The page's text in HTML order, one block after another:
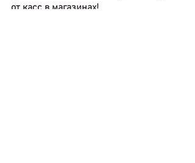
от касс в магазинах!